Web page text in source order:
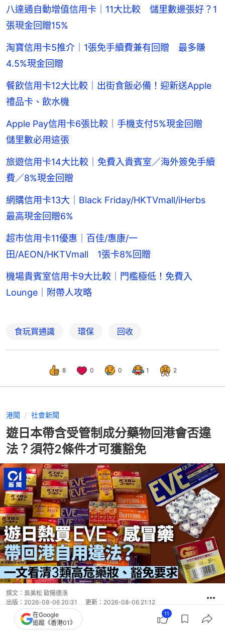
八達通自動增值信用卡｜11大比較 儲里數邊張好？1
張現金回贈15%
淘寶信用卡5推介｜1張免手續費兼有回贈 最多賺
4.5%現金回贈
餐飲信用卡12大比較｜出街食飯必備！迎新送Apple
禮品卡、飲水機
Apple Pay信用卡6張比較｜手機支付5%現金回贈
儲里數必用這張
旅遊信用卡14大比較｜免費入貴賓室／海外簽免手續
費／8%現金回贈
網購信用卡13大｜Black Friday/HKTVmall/iHerbs
最高現金回贈6%
超市信用卡11優惠｜百佳/惠康/一
田/AEON/HKTVmall 1張卡8%回贈
機場貴賓室信用卡9大比較｜門檻極低！免費入
Lounge｜附帶人攻略
食玩買通識 環保 回收
8 0 0 1 2
港聞 社會新聞
遊日本帶含受管制成分藥物回港會否違
法？須符2條件才可獲豁免
撰文： 吳美松 歐陽德浩
出版： 2026-08-06 20:31 更新： 2026-08-06 21:12
在Google
追蹤《香港01》
11